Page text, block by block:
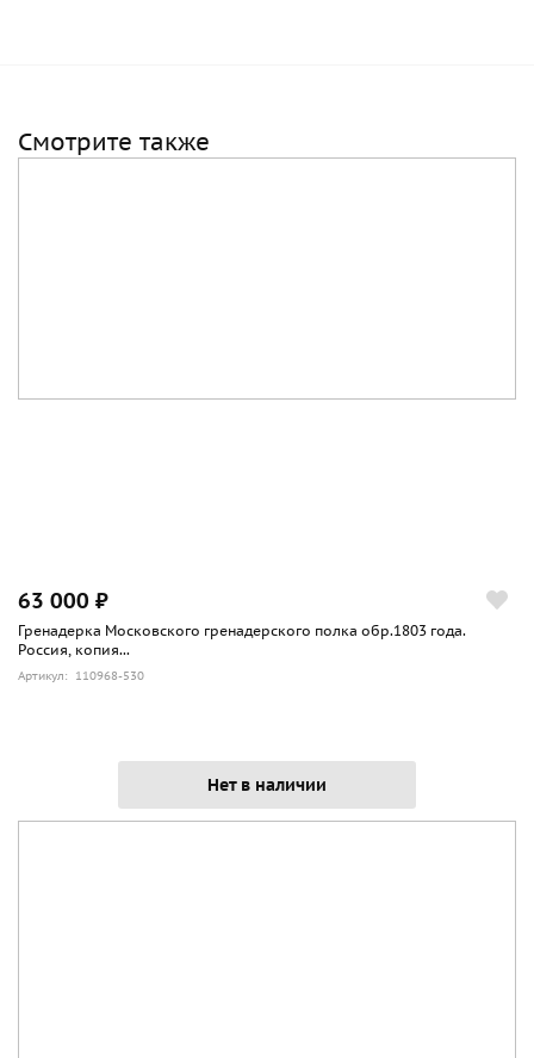
Смотрите также
63 000 ₽
Гренадерка Московского гренадерского полка обр.1803 года.
Россия, копия...
Артикул: 110968-530
Нет в наличии